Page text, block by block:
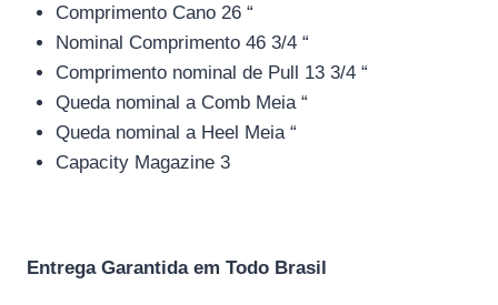
Comprimento Cano 26 “
Nominal Comprimento 46 3/4 “
Comprimento nominal de Pull 13 3/4 “
Queda nominal a Comb Meia “
Queda nominal a Heel Meia “
Capacity Magazine 3
Entrega Garantida em Todo Brasil